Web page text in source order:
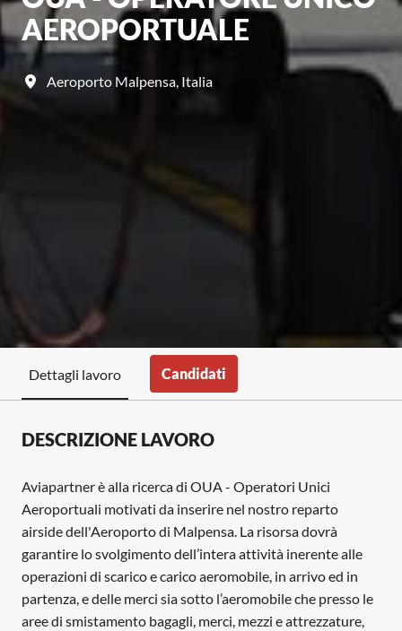
AEROPORTUALE
Aeroporto Malpensa Italia
Dettagli lavoro Candidati
DESCRIZIONE LAVORO
Aviapartner è alla ricerca di OUA - Operatori Unici
Aeroportuali motivati da inserire nel nostro reparto
airside dell'Aeroporto di Malpensa. La risorsa dovrà
garantire lo svolgimento dell’intera attività inerente alle
operazioni di scarico e carico aeromobile, in arrivo ed in
partenza, e delle merci sia sotto l’aeromobile che presso le
aree di smistamento bagagli, merci, mezzi e attrezzature,